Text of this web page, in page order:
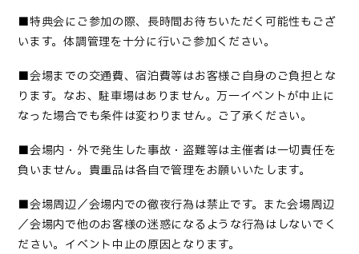
■特典会にご参加の際、長時間お待ちいただく可能性もござ
います。体調管理を十分に行いご参加ください。
■会場までの交通費、宿泊費等はお客様ご自身のご負担とな
ります。なお、駐車場はありません。万一イベントが中止に
なった場合でも条件は変わりません。ご了承ください。
■会場内・外で発生した事故・盗難等は主催者は一切責任を
負いません。貴重品は各自で管理をお願いいたします。
■会場周辺／会場内での徹夜行為は禁止です。また会場周辺
／会場内で他のお客様の迷惑になるような行為はしないでく
ださい。イベント中止の原因となります。